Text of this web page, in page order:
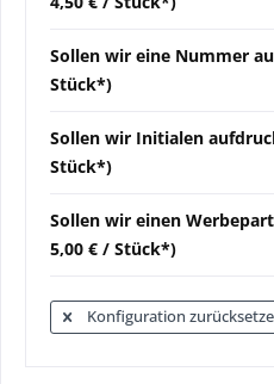
Sollen wir eine Nummer
Stück*)
Sollen wir Initialen
Stück*)
Sollen wir einen
5,00 € / Stück*)
Konfiguration